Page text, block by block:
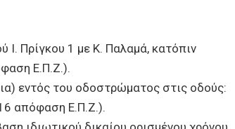
Ι. Πρίγκου 1 με Κ. Παλαμά, κατόπιν
Ε.Π.Ζ.).
εντός του οδοστρώματος στις οδούς:
απόφαση Ε.Π.Ζ.).